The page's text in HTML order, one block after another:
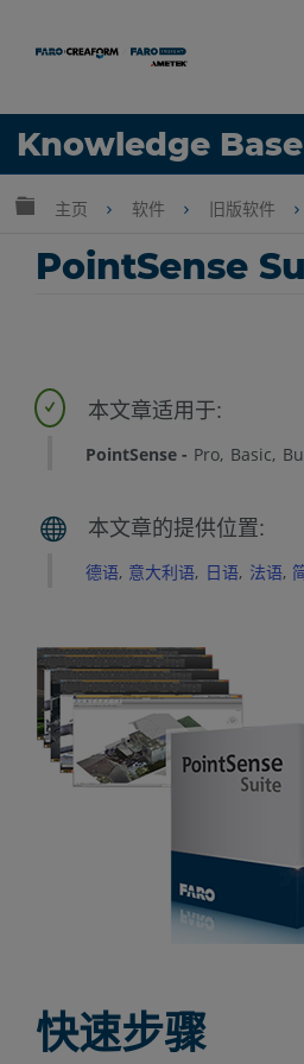
Knowledge Base
语言
扩展/隐缩全局层次
主页 软件 旧版软件
PointSense
PointSense Pro Basic
德语 意大利语 日语 法语
快速步骤